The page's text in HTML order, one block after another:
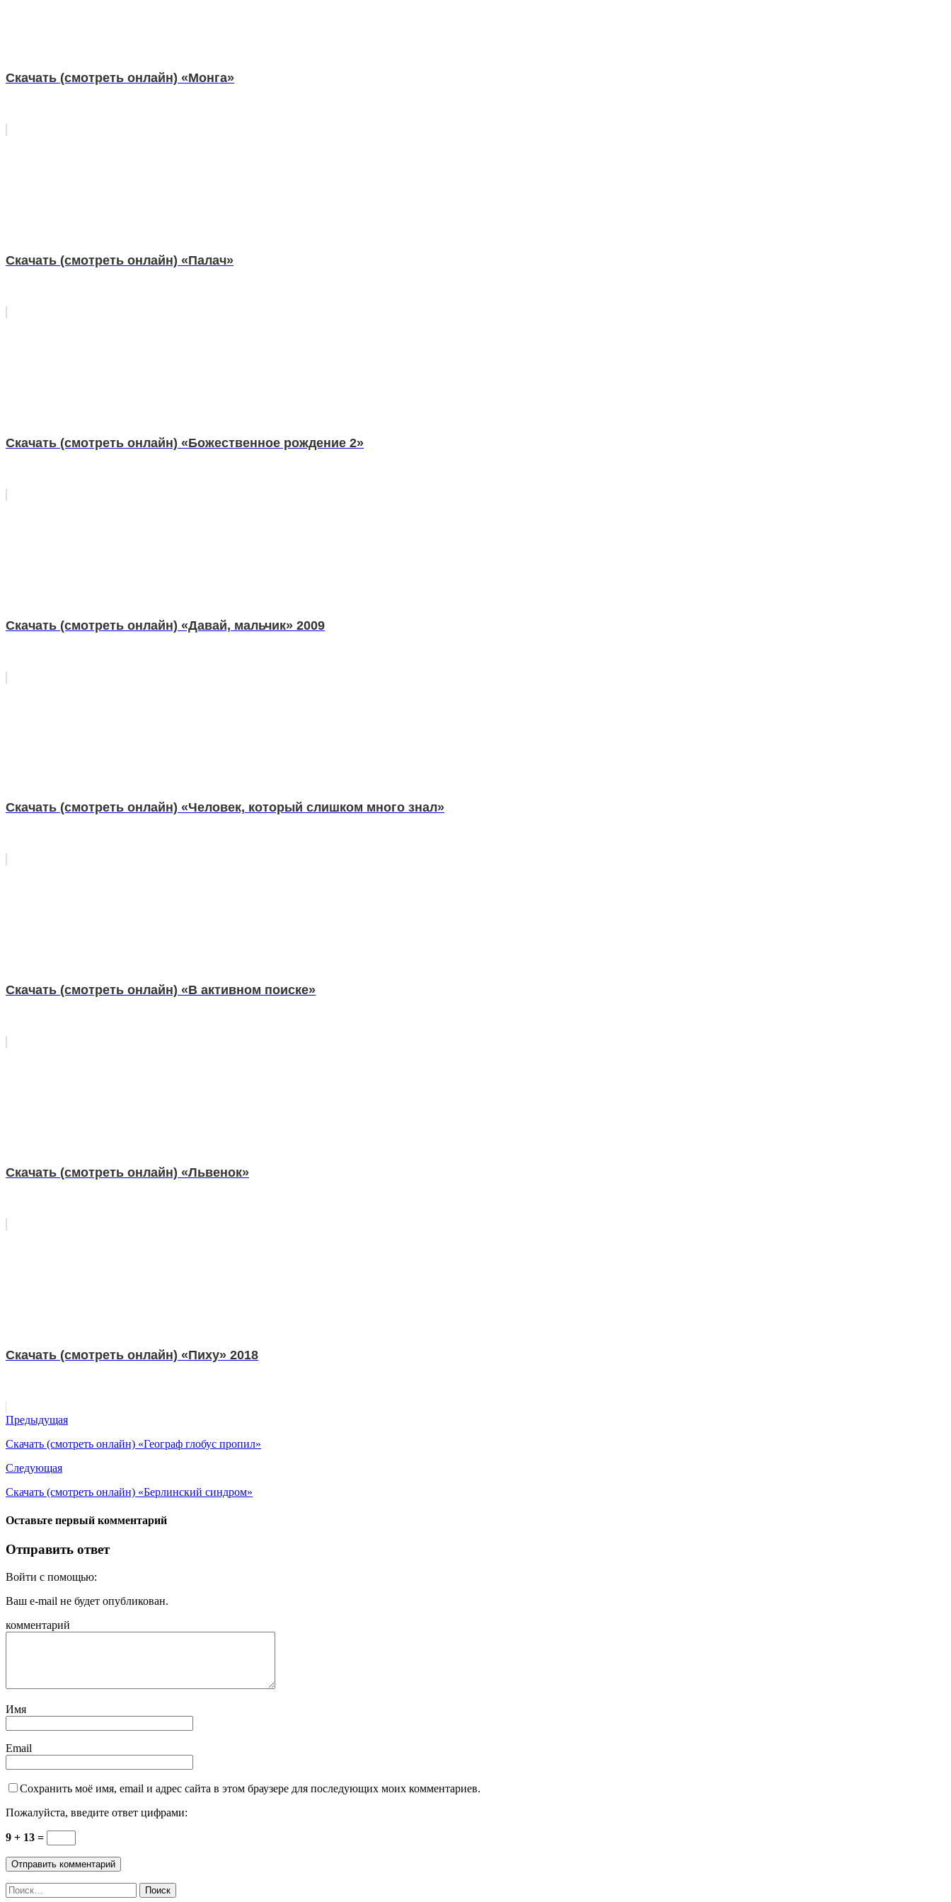
Скачать (смотреть онлайн) «Монга»
Скачать (смотреть онлайн) «Палач»
Скачать (смотреть онлайн) «Божественное рождение 2»
Скачать (смотреть онлайн) «Давай, мальчик» 2009
Скачать (смотреть онлайн) «Человек, который слишком много знал»
Скачать (смотреть онлайн) «В активном поиске»
Скачать (смотреть онлайн) «Львенок»
Скачать (смотреть онлайн) «Пиху» 2018
Предыдущая
Скачать (смотреть онлайн) «Географ глобус пропил»
Следующая
Скачать (смотреть онлайн) «Берлинский синдром»
Оставьте первый комментарий
Отправить ответ
Войти с помощью:
Ваш e-mail не будет опубликован.
комментарий
Имя
Email
Сохранить моё имя, email и адрес сайта в этом браузере для последующих моих комментариев.
Пожалуйста, введите ответ цифрами:
9 + 13 =
Найти: